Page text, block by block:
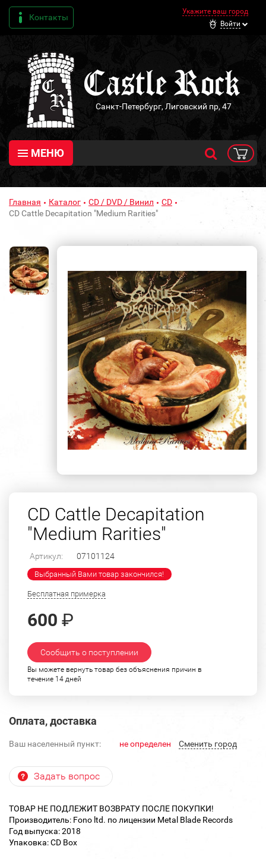
Контакты
Укажите ваш город
Войти
Санкт-Петербург, Лиговский пр, 47
МЕНЮ
Главная Каталог CD / DVD / Винил
CD
CD Cattle Decapitation "Medium Rarities"
CD Cattle Decapitation
"Medium Rarities"
Артикул: 07101124
Выбранный Вами товар закончился!
Бесплатная примерка
600 ₽
Сообщить о поступлении
Вы можете вернуть товар без объяснения причин в
течение 14 дней
Оплата, доставка
Ваш населенный пункт: не определен Cменить город
Задать вопрос
ТОВАР НЕ ПОДЛЕЖИТ ВОЗВРАТУ ПОСЛЕ ПОКУПКИ!
Производитель: Fono ltd. по лицензии Metal Blade Records
Год выпуска: 2018
Упаковка: CD Box